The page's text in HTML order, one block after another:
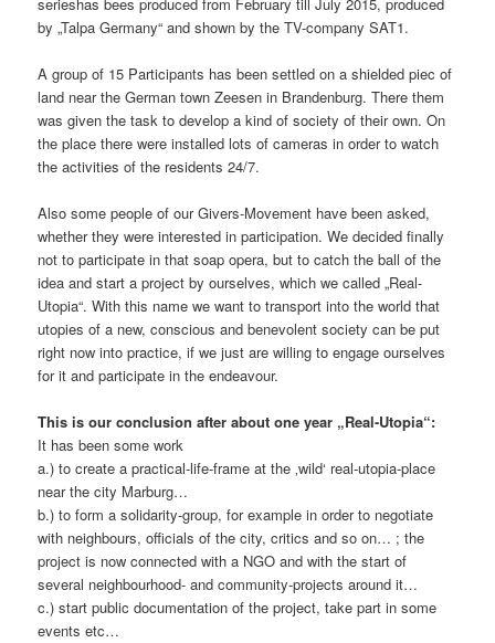
by „Talpa Germany“ and shown by the TV-company SAT1.
A group of 15 Participants has been settled on a shielded piec of
land near the German town Zeesen in Brandenburg. There them
was given the task to develop a kind of society of their own. On
the place there were installed lots of cameras in order to watch
the activities of the residents 24/7.
Also some people of our Givers-Movement have been asked,
whether they were interested in participation. We decided finally
not to participate in that soap opera, but to catch the ball of the
idea and start a project by ourselves, which we called „Real-
Utopia“. With this name we want to transport into the world that
utopies of a new, conscious and benevolent society can be put
right now into practice, if we just are willing to engage ourselves
for it and participate in the endeavour.
This is our conclusion after about one year „Real-Utopia“:
It has been some work
a.) to create a practical-life-frame at the ‚wild‘ real-utopia-place
near the city Marburg…
b.) to form a solidarity-group, for example in order to negotiate
with neighbours, officials of the city, critics and so on… ; the
project is now connected with a NGO and with the start of
several neighbourhood- and community-projects around it…
c.) start public documentation of the project, take part in some
events etc…